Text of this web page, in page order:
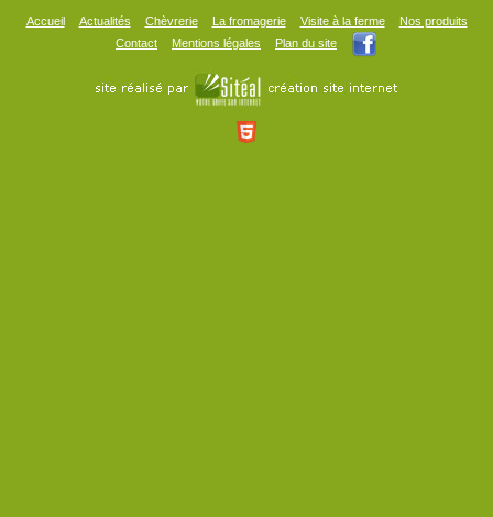
Accueil Actualités Chèvrerie La fromagerie Visite à la ferme
Nos produits
Contact
Mentions légales Plan du site